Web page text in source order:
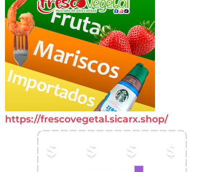
https://frescovegetal.sicarx.shop/